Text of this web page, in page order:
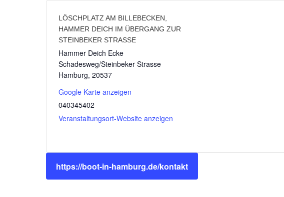
LÖSCHPLATZ AM BILLEBECKEN,
HAMMER DEICH IM ÜBERGANG ZUR
STEINBEKER STRASSE
Hammer Deich Ecke
Schadesweg/Steinbeker Strasse
Hamburg, 20537
Google Karte anzeigen
040345402
Veranstaltungsort-Website anzeigen
https://boot-in-hamburg.de/kontakt